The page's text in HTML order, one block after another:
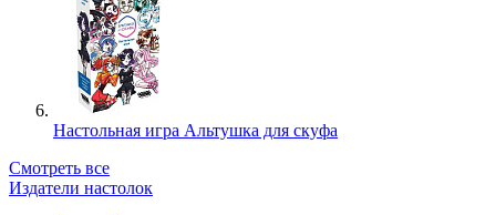
Настольная игра Альтушка для скуфа
Смотреть все
Издатели настолок